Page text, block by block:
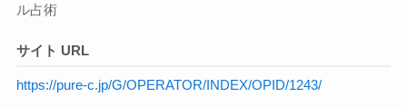
ル占術
サイト URL
https://pure-c.jp/G/OPERATOR/INDEX/OPID/1243/